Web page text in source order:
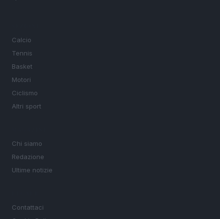
Calcio
Tennis
Basket
Motori
Ciclismo
Altri sport
Chi siamo
Redazione
Ultime notizie
Contattaci